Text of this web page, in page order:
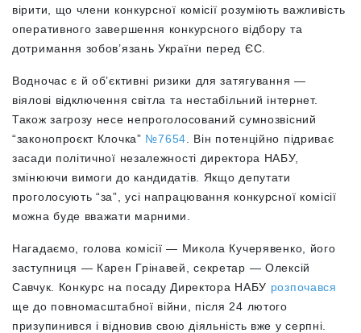
вірити, що члени конкурсної комісії розуміють важливість
оперативного завершення конкурсного відбору та
дотримання зобов’язань України перед ЄС.
Водночас є й об’єктивні ризики для затягування —
віялові відключення світла та нестабільний інтернет.
Також загрозу несе непроголосований сумнозвісний
“законопроєкт Клочка” №7654 . Він потенційно підриває
засади політичної незалежності директора НАБУ,
змінюючи вимоги до кандидатів. Якщо депутати
проголосують “за”, усі напрацювання конкурсної комісії
можна буде вважати марними.
Нагадаємо, голова комісії — Микола Кучерявенко, його
заступниця — Карен Грінавей, секретар — Олексій
Савчук. Конкурс на посаду Директора НАБУ розпочався
ще до повномасштабної війни, після 24 лютого
призупинився і відновив свою діяльність вже у серпні.